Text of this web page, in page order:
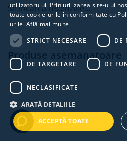
Se încarcă recenziile…
Produse asemanatoare
utilizatorului. Prin utilizarea site-ului
toate cookie-urile în conformitate cu
urile.Află mai multe
STRICT NECESARE
DE
DE TARGETARE DE
NECLASIFICATE
ARATĂ DETALIILE
ACCEPTĂ TOATE